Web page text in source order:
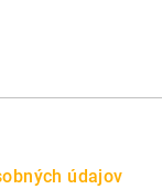
údajov